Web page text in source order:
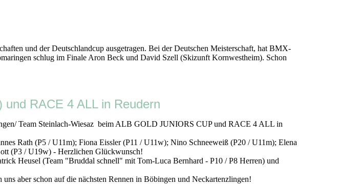
und der Deutschlandcup ausgetragen. Bei der Deutschen Meisterschaft, hat BMX-
schlug im Finale Aron Beck und David Szell (Skizunft Kornwestheim). Schon
RACE 4 ALL in Reudern
Team Steinlach-Wiesaz beim ALB GOLD JUNIORS CUP und RACE 4 ALL in
Rath (P5 / U11m); Fiona Eissler (P11 / U11w); Nino Schneeweiß (P20 / U11m); Elena
(P3 / U19w) - Herzlichen Glückwunsch!
Heusel (Team "Bruddal schnell" mit Tom-Luca Bernhard - P10 / P8 Herren) und
aber schon auf die nächsten Rennen in Böbingen und Neckartenzlingen!